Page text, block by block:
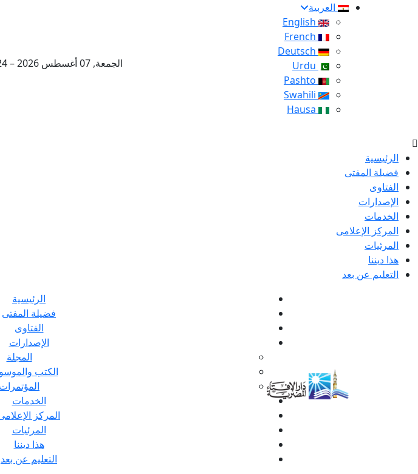
العربية
الجمعة, 07 أغسطس 2026 – 24 صفر 1448 هـ
الرئيسية
فضيلة المفتى
الفتاوى
الإصدارات
الخدمات
المركز الإعلامى
المرئيات
هذا ديننا
التعليم عن بعد
الرئيسية
فضيلة المفتى
الفتاوى
الإصدارات
المجلة
الكتب
المؤتمرات
الخدمات
المركز
المرئيات
هذا ديننا
التعليم عن بعد